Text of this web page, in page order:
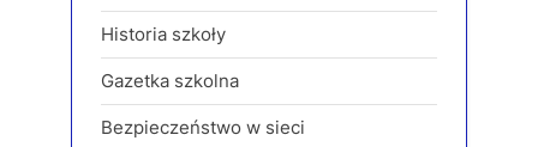
Historia szkoły
Gazetka szkolna
Bezpieczeństwo w sieci